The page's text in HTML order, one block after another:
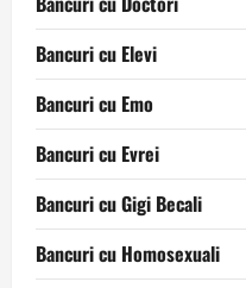
Bancuri cu Elevi
Bancuri cu Emo
Bancuri cu Evrei
Bancuri cu Gigi Becali
Bancuri cu Homosexuali